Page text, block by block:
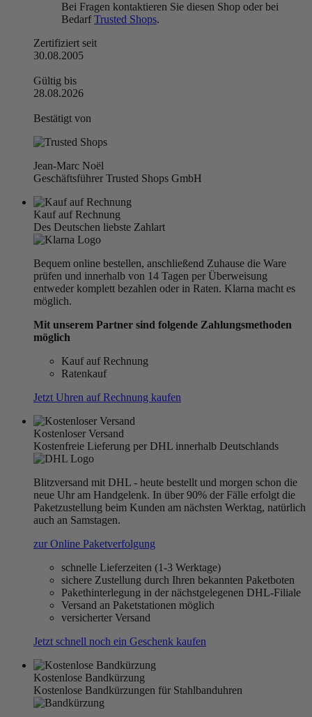
Bei Fragen kontaktieren Sie diesen Shop oder bei
BedarfTrusted Shops.
Zertifiziert seit
30.08.2005
Gültig bis
28.08.2026
Bestätigt von
Jean-Marc Noël
Geschäftsführer Trusted Shops GmbH
Kauf auf Rechnung
Des Deutschen liebste Zahlart
Bequem online bestellen, anschließend Zuhause die Ware
prüfen und innerhalb von 14 Tagen per Überweisung
entweder komplett bezahlen oder in Raten. Klarna macht es
möglich.
Mit unserem Partner sind folgende Zahlungsmethoden
möglich
Kauf auf Rechnung
Ratenkauf
Jetzt Uhren auf Rechnung kaufen
Kostenloser Versand
Kostenfreie Lieferung per DHL innerhalb Deutschlands
Blitzversand mit DHL - heute bestellt und morgen schon die
neue Uhr am Handgelenk. In über 90% der Fälle erfolgt die
Paketzustellung beim Kunden am nächsten Werktag, natürlich
auch an Samstagen.
zur Online Paketverfolgung
schnelle Lieferzeiten (1-3 Werktage)
sichere Zustellung durch Ihren bekannten Paketboten
Pakethinterlegung in der nächstgelegenen DHL-Filiale
Versand an Paketstationen möglich
versicherter Versand
Jetzt schnell noch ein Geschenk kaufen
Kostenlose Bandkürzung
Kostenlose Bandkürzungen für Stahlbanduhren